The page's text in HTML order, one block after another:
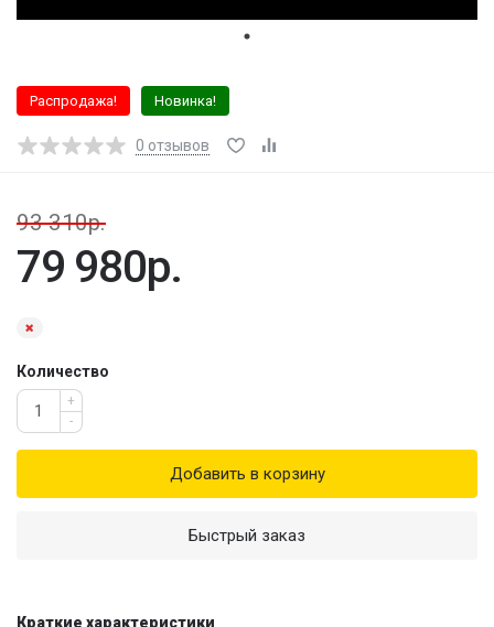
Распродажа! Новинка!
0 отзывов
93 310р.
79 980р.
Количество
+
-
Добавить в корзину
Быстрый заказ
Краткие характеристики